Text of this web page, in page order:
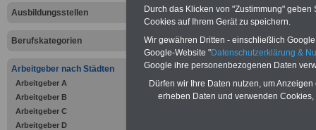
Ausbildungsstellen
Berufskategorien
Arbeitgeber nach Städten
Arbeitgeber A
Arbeitgeber B
Arbeitgeber C
Arbeitgeber D
Krankenkassen-
Zahnzusatzversicherung
Krankenversicherung
Durch das Klicken von "Zustimmung"
Cookies auf Ihrem Gerät zu speichern.
Wir gewähren Dritten - einschließlich
Google-Website "Datenschutzerklärung &
Google ihre personenbezogenen Daten
Dürfen wir Ihre Daten nutzen, um
erheben Daten und verwenden